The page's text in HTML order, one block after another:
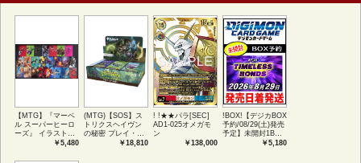
【MTG】『マーベ
ル スーパーヒーロ
ーズ』 イラストコ
レクション 54種コ
アートカード(JPN)
￥5,480
(MTG)【SOS】ス
トリクスヘイヴン
の秘密 プレイ・ブ
ースター1BOX日本
￥18,810
! !★★パラ[SEC]
AD1-025オメガモ
ン
￥138,000
!BOX!【デジカBOX
予約/08/29(土)発売
予定】未開封1BOX
￥5,180